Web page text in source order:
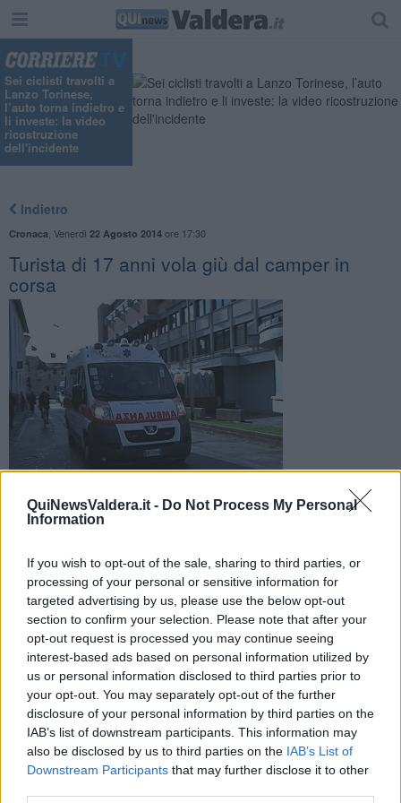
QuiNewsValdera.it - Do Not Process My Personal
Information
If you wish to opt-out of the sale, sharing to third parties, or
processing of your personal or sensitive information for
targeted advertising by us, please use the below opt-out
section to confirm your selection. Please note that after your
opt-out request is processed you may continue seeing
interest-based ads based on personal information utilized by
us or personal information disclosed to third parties prior to
your opt-out. You may separately opt-out of the further
disclosure of your personal information by third parties on the
IAB’s list of downstream participants. This information may
also be disclosed by us to third parties on the IAB’s List of
Downstream Participants that may further disclose it to other
Sei ciclisti travolti a
Lanzo Torinese,
l’auto torna indietro e
li investe: la video
ricostruzione
dell'incidente
Indietro
Cronaca Venerdì 22 Agosto 2014ore 17:30
Turista di 17 anni vola giù dal camper in
corsa
gravi condizioni
Potrebbe essersi sporta o solo appoggiata. Fatto è che
unaragazza di 17 anniè caduta da un camper in movimento
è finita sull'asfalto.
Per fortuna senza essere schiacciata da altre auto. La 17enne è
stata trasportata, ingravi condizioni,all'ospedale di Cisanello.